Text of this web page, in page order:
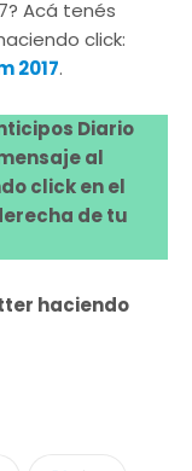
Acá tenés
click:
2017.
Diario
al
click en el
de tu
haciendo